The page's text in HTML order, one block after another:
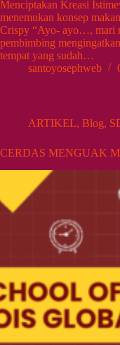
Menciptakan Kreasi
menemukan konsep
Crispy “Ayo- ayo…, mari
pembimbing
tempat yang sudah…
santoyosephweb
ARTIKEL, Blog,
CERDAS MENGUAK